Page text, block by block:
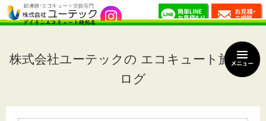
株式会社ユーテックの エコキュート施工ブ
ログ